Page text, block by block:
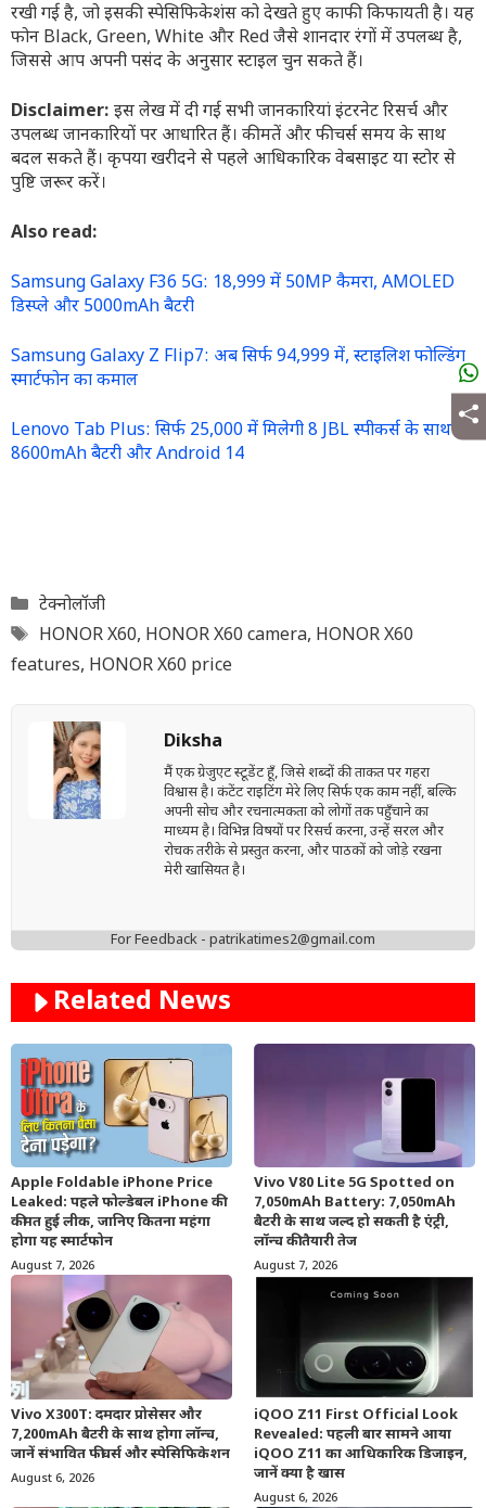
रखी गई है, जो इसकी स्पेसिफिकेशंस को देखते हुए काफी किफायती है। यह
फोन Black, Green, White और Red जैसे शानदार रंगों में उपलब्ध है,
जिससे आप अपनी पसंद के अनुसार स्टाइल चुन सकते हैं।
Disclaimer: इस लेख में दी गई सभी जानकारियां इंटरनेट रिसर्च और
उपलब्ध जानकारियों पर आधारित हैं। कीमतें और फीचर्स समय के साथ
बदल सकते हैं। कृपया खरीदने से पहले आधिकारिक वेबसाइट या स्टोर से
पुष्टि जरूर करें।
Also read:
Samsung Galaxy F36 5G: 18,999 में 50MP कैमरा, AMOLED
डिस्प्ले और 5000mAh बैटरी
Samsung Galaxy Z Flip7: अब सिर्फ 94,999 में, स्टाइलिश फोल्डिंग
स्मार्टफोन का कमाल
Lenovo Tab Plus: सिर्फ 25,000 में मिलेगी 8 JBL स्पीकर्स के साथ
8600mAh बैटरी और Android 14
Categories
टेक्नोलॉजी
Tags
HONOR X60, HONOR X60 camera, HONOR X60
features, HONOR X60 price
Diksha
मैं एक ग्रेजुएट स्टूडेंट हूँ, जिसे शब्दों की ताकत पर गहरा
विश्वास है। कंटेंट राइटिंग मेरे लिए सिर्फ एक काम नहीं, बल्कि
अपनी सोच और रचनात्मकता को लोगों तक पहुँचाने का
माध्यम है। विभिन्न विषयों पर रिसर्च करना, उन्हें सरल और
रोचक तरीके से प्रस्तुत करना, और पाठकों को जोड़े रखना
मेरी खासियत है।
For Feedback - patrikatimes2@gmail.com
Related News
Apple Foldable iPhone Price
Leaked: पहले फोल्डेबल iPhone की
कीमत हुई लीक, जानिए कितना महंगा
होगा यह स्मार्टफोन
August 7, 2026
Vivo V80 Lite 5G Spotted on
7,050mAh Battery: 7,050mAh
बैटरी के साथ जल्द हो सकती है एंट्री,
लॉन्च की तैयारी तेज
August 7, 2026
Vivo X300T: दमदार प्रोसेसर और
7,200mAh बैटरी के साथ होगा लॉन्च,
जानें संभावित फीचर्स और स्पेसिफिकेशन
August 6, 2026
iQOO Z11 First Official Look
Revealed: पहली बार सामने आया
iQOO Z11 का आधिकारिक डिजाइन,
जानें क्या है खास
August 6, 2026